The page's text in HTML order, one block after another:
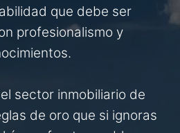
que debe ser
profesionalismo y
sector inmobiliario de
de oro que si ignoras